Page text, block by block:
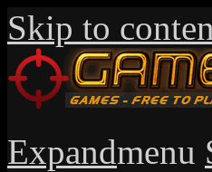
Skip to
Expandmenu